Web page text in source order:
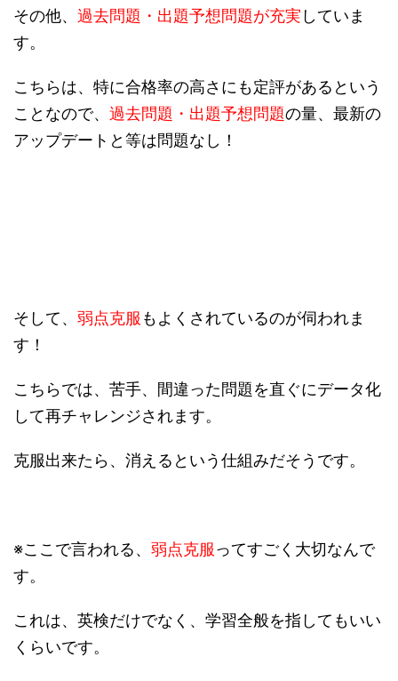
その他、 過去問題・出題予想問題が充実 していま
す。
こちらは、特に合格率の高さにも定評があるという
ことなので、 過去問題・出題予想問題の量、最新の
アップデートと等は問題なし！
そして、 弱点克服 もよくされているのが伺われま
す！
こちらでは、苦手、間違った問題を直ぐにデータ化
して再チャレンジされます。
克服出来たら、消えるという仕組みだそうです。
※ここで言われる、 弱点克服ってすごく大切なんで
す。
これは、英検だけでなく、学習全般を指してもいい
くらいです。